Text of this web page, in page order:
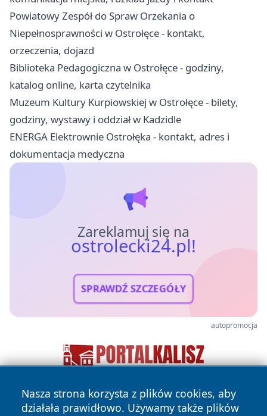
Powiatowy Zespół do Spraw Orzekania o
Niepełnosprawności w Ostrołęce - kontakt,
orzeczenia, dojazd
Biblioteka Pedagogiczna w Ostrołęce - godziny,
katalog online, karta czytelnika
Muzeum Kultury Kurpiowskiej w Ostrołęce - bilety,
godziny, wystawy i oddział w Kadzidle
ENERGA Elektrownie Ostrołęka - kontakt, adres i
dokumentacja medyczna
Zareklamuj się na
ostrolecki24.pl!
SPRAWDŹ SZCZEGÓŁY
autopromocja
Nasza strona korzysta z plików cookies, aby
działała prawidłowo. Używamy także plików